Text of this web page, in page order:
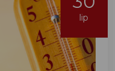
lip